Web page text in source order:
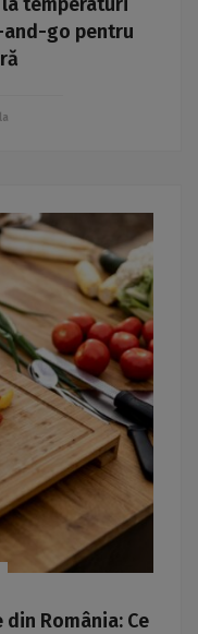
go pentru
România: Ce